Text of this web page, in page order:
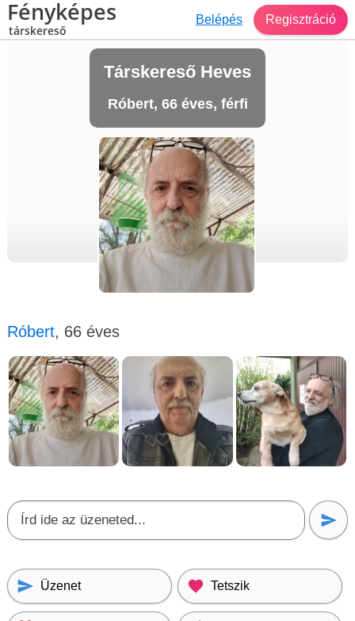
Fényképes
társkereső
Belépés Regisztráció
Társkereső Heves
Róbert, 66 éves, férfi
Róbert, 66 éves
Üzenet Tetszik